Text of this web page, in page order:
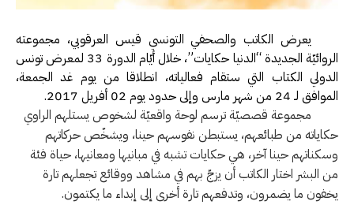
يعرض الكاتب والصحفي التونسي قيس العرقوبي، مجموعته
الروائيّة الجديدة “الدنيا حكايات”، خلال أيّام الدورة 33 لمعرض تونس
الدولي الكتاب التي ستقام فعالياته، انطلاقا من يوم غد الجمعة،
الموافق لـ 24 من شهر مارس وإلى حدود يوم 02 أفريل 2017.
مجموعة قصصيّة ترسم لوحة واقعيّة لشخوص يستلهم الراوي
حكاياته من طبائعهم، يستبطن نفوسهم حينا، ويشخّص حركاتهم
وسكناتهم حينا آخر، هي حكايات تشبه في مبانيها ومعانيها، حياة فئة
من البشر اختار الكاتب أن يزجّ بهم في مشاهد ووقائع تجعلهم تارة
يخفون ما يضمرون، وتدفعهم تارة أخرى إلى إبداء ما يكتمون.